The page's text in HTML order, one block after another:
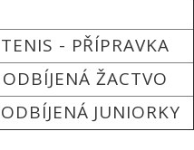
TENIS - PŘÍPRAVKA
ODBÍJENÁ ŽACTVO
ODBÍJENÁ JUNIORKY